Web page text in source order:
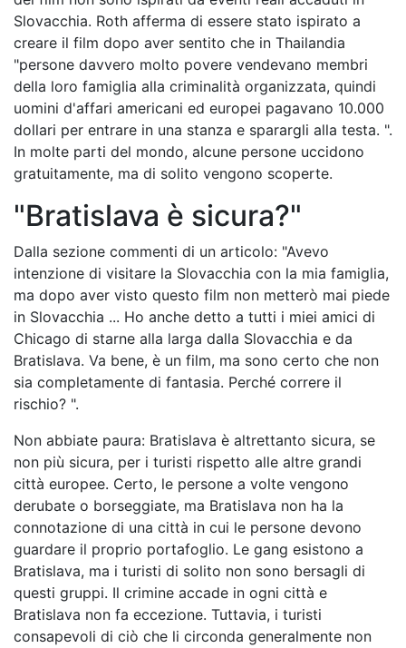
Slovacchia. Roth afferma di essere stato ispirato a
creare il film dopo aver sentito che in Thailandia
"persone davvero molto povere vendevano membri
della loro famiglia alla criminalità organizzata, quindi
uomini d'affari americani ed europei pagavano 10.000
dollari per entrare in una stanza e sparargli alla testa. ".
In molte parti del mondo, alcune persone uccidono
gratuitamente, ma di solito vengono scoperte.
"Bratislava è sicura?"
Dalla sezione commenti di un articolo: "Avevo
intenzione di visitare la Slovacchia con la mia famiglia,
ma dopo aver visto questo film non metterò mai piede
in Slovacchia ... Ho anche detto a tutti i miei amici di
Chicago di starne alla larga dalla Slovacchia e da
Bratislava. Va bene, è un film, ma sono certo che non
sia completamente di fantasia. Perché correre il
rischio? ".
Non abbiate paura: Bratislava è altrettanto sicura, se
non più sicura, per i turisti rispetto alle altre grandi
città europee. Certo, le persone a volte vengono
derubate o borseggiate, ma Bratislava non ha la
connotazione di una città in cui le persone devono
guardare il proprio portafoglio. Le gang esistono a
Bratislava, ma i turisti di solito non sono bersagli di
questi gruppi. Il crimine accade in ogni città e
Bratislava non fa eccezione. Tuttavia, i turisti
consapevoli di ciò che li circonda generalmente non